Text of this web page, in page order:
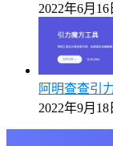
2022年6月16
阿明查查引
2022年9月18